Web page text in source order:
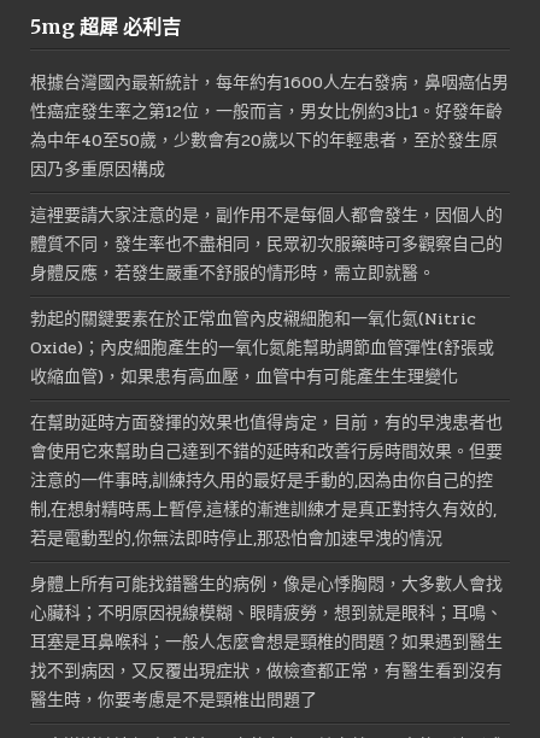
格：
5mg 超犀 必利吉
根據台灣國內最新統計，每年約有1600人左右發病，鼻咽癌佔男
性癌症發生率之第12位，一般而言，男女比例約3比1。好發年齡
為中年40至50歲，少數會有20歲以下的年輕患者，至於發生原
因乃多重原因構成
這裡要請大家注意的是，副作用不是每個人都會發生，因個人的
體質不同，發生率也不盡相同，民眾初次服藥時可多觀察自己的
身體反應，若發生嚴重不舒服的情形時，需立即就醫。
勃起的關鍵要素在於正常血管內皮襯細胞和一氧化氮(Nitric
Oxide)；內皮細胞產生的一氧化氮能幫助調節血管彈性(舒張或
收縮血管)，如果患有高血壓，血管中有可能產生生理變化
在幫助延時方面發揮的效果也值得肯定，目前，有的早洩患者也
會使用它來幫助自己達到不錯的延時和改善行房時間效果。但要
注意的一件事時,訓練持久用的最好是手動的,因為由你自己的控
制,在想射精時馬上暫停,這樣的漸進訓練才是真正對持久有效的,
若是電動型的,你無法即時停止,那恐怕會加速早洩的情況
身體上所有可能找錯醫生的病例，像是心悸胸悶，大多數人會找
心臟科；不明原因視線模糊、眼睛疲勞，想到就是眼科；耳鳴、
耳塞是耳鼻喉科；一般人怎麼會想是頸椎的問題？如果遇到醫生
找不到病因，又反覆出現症狀，做檢查都正常，有醫生看到沒有
醫生時，你要考慮是不是頸椎出問題了